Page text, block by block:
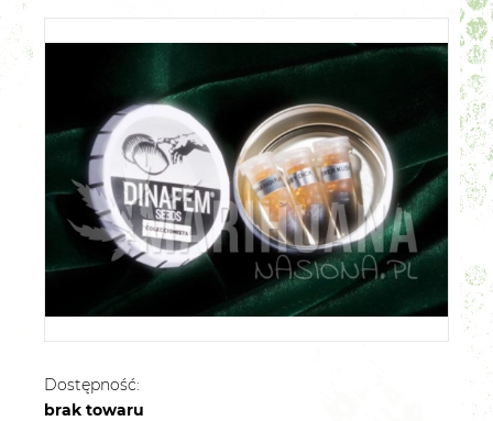
Dostępność:
brak towaru